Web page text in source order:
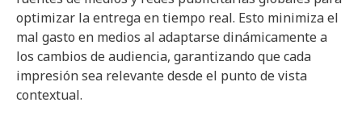
optimizar la entrega en tiempo real. Esto minimiza el
mal gasto en medios al adaptarse dinámicamente a
los cambios de audiencia, garantizando que cada
impresión sea relevante desde el punto de vista
contextual.